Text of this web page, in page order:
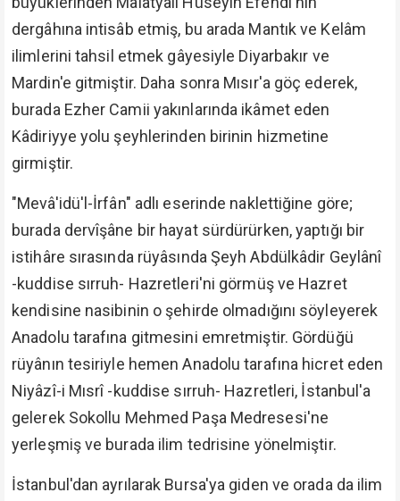
dergâhına intisâb etmiş, bu arada Mantık ve Kelâm
ilimlerini tahsil etmek gâyesiyle Diyarbakır ve
Mardin'e gitmiştir. Daha sonra Mısır'a göç ederek,
burada Ezher Camii yakınlarında ikâmet eden
Kâdiriyye yolu şeyhlerinden birinin hizmetine
girmiştir.
"Mevâ'idü'l-İrfân" adlı eserinde naklettiğine göre;
burada dervîşâne bir hayat sürdürürken, yaptığı bir
istihâre sırasında rüyâsında Şeyh Abdülkâdir Geylânî
-kuddise sırruh- Hazretleri'ni görmüş ve Hazret
kendisine nasibinin o şehirde olmadığını söyleyerek
Anadolu tarafına gitmesini emretmiştir. Gördüğü
rüyânın tesiriyle hemen Anadolu tarafına hicret eden
Niyâzî-i Mısrî -kuddise sırruh- Hazretleri, İstanbul'a
gelerek Sokollu Mehmed Paşa Medresesi'ne
yerleşmiş ve burada ilim tedrisine yönelmiştir.
İstanbul'dan ayrılarak Bursa'ya giden ve orada da ilim